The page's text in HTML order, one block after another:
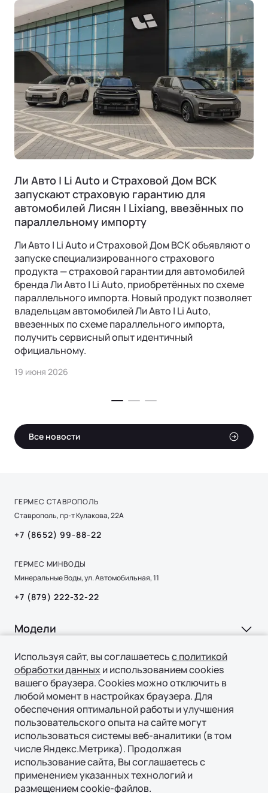
Ли Авто | Li Auto и Страховой Дом ВСК
запускают страховую гарантию для
автомобилей Лисян | Lixiang, ввезённых по
параллельному импорту
Ли Авто | Li Auto и Страховой Дом ВСК объявляют о
запуске специализированного страхового
продукта — страховой гарантии для автомобилей
бренда Ли Авто | Li Auto, приобретённых по схеме
параллельного импорта. Новый продукт позволяет
владельцам автомобилей Ли Авто | Li Auto,
ввезенных по схеме параллельного импорта,
получить сервисный опыт идентичный
официальному.
19 июня 2026
Все новости
ГЕРМЕС СТАВРОПОЛЬ
Ставрополь, пр-т Кулакова, 22А
+7 (8652) 99-88-22
ГЕРМЕС МИНВОДЫ
Минеральные Воды, ул. Автомобильная, 11
+7 (879) 222-32-22
Модели
Ли Л6 | Li L6
Ли Л7 | Li L7
Ли Л9 | Li L9
Покупка
ВЫБОР И ПОКУПКА
Консультация
Тест-драйв
Специальные предложения
Авто в наличии
Владение
СЕРВИС
Официальный сервис
Регламент ТО
ПОДДЕРЖКА
Технологии
ТЕХНОЛОГИИ ЛИ АВТО | LI AUTO
REEV-платформа
О нас
О БРЕНДЕ
Используя сайт, вы соглашаетесьс политикой
обработки данных и использованием cookies
вашего браузера. Cookies можно отключить в
любой момент в настройках браузера. Для
обеспечения оптимальной работы и улучшения
пользовательского опыта на сайте могут
использоваться системы веб-аналитики (в том
числе Яндекс.Метрика). Продолжая
использование сайта, Вы соглашаетесь с
применением указанных технологий и
размещением cookie-файлов.